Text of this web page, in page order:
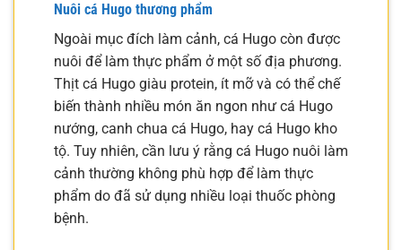
Nuôi cá Hugo thương phẩm
Ngoài mục đích làm cảnh, cá Hugo còn được
nuôi để làm thực phẩm ở một số địa phương.
Thịt cá Hugo giàu protein, ít mỡ và có thể chế
biến thành nhiều món ăn ngon như cá Hugo
nướng, canh chua cá Hugo, hay cá Hugo kho
tộ. Tuy nhiên, cần lưu ý rằng cá Hugo nuôi làm
cảnh thường không phù hợp để làm thực
phẩm do đã sử dụng nhiều loại thuốc phòng
bệnh.